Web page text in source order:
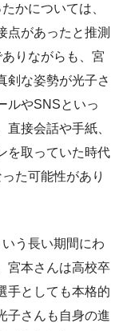
かについては、
点があったと推測
りながらも、宮
剣な姿勢が光子さ
ルやSNSといっ
接会話や手紙、
を取っていた時代
た可能性があり
う長い期間にわ
宮本さんは高校卒
手としても本格的
子さんも自身の進